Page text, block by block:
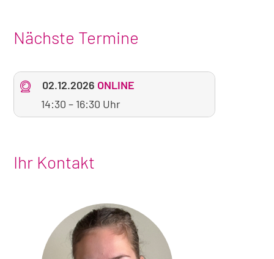
Nächste Termine
02.12.2026 ONLINE
14:30– 16:30 Uhr
Ihr Kontakt
Foto
von
Sarah